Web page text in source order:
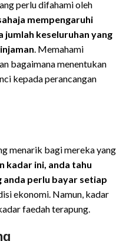
perlu difahami oleh
mempengaruhi
jumlah keseluruhan yang
. Memahami
bagaimana menentukan
kepada perancangan
menarik bagi mereka yang
kadar ini, anda tahu
perlu bayar setiap
ekonomi. Namun, kadar
faedah terapung.